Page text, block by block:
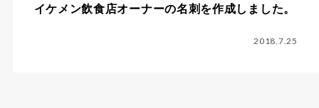
イケメン飲食店オーナーの名刺を作成しました。
2018.7.25